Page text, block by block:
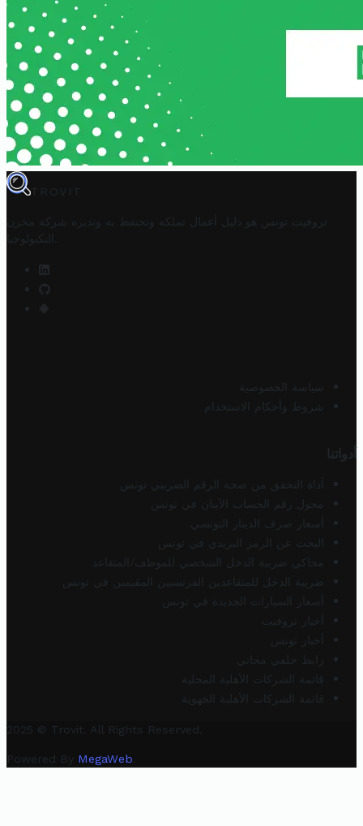
TROVIT
تروفيت تونس هو دليل أعمال تملكه وتحتفظ به وتديره
شركة مخزن
التكنولوجيا
سياسة الخصوصية
شروط وأحكام الاستخدام
أدواتنا
أداة التحقق من صحة الرقم الضريبي تونس
محول رقم الحساب الآيبان في تونس
أسعار صرف الدينار التونسي
البحث عن الرمز البريدي في تونس
محاكي ضريبة الدخل الشخصي للموظف/المتقاعد
ضريبة الدخل للمتقاعدين الفرنسيين المقيمين في تونس
أسعار السيارات الجديدة في تونس
أخبار تروفيت
أخبار تونس
رابط خلفي مجاني
قائمة الشركات الأهلية المحلية
قائمة الشركات الأهلية الجهوية
2025 © Trovit. All Rights Reserved.
Powered By MegaWeb